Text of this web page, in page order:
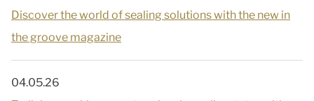
Discover the world of sealing solutions with the new in
the groove magazine
04.05.26